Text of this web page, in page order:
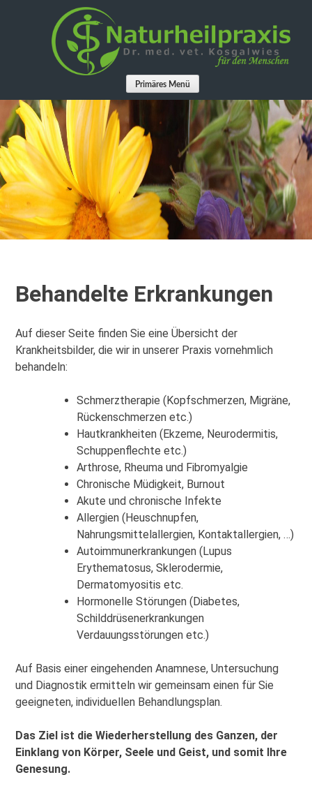
Primäres Menü
Behandelte Erkrankungen
Auf dieser Seite finden Sie eine Übersicht der
Krankheitsbilder, die wir in unserer Praxis vornehmlich
behandeln:
Schmerztherapie (Kopfschmerzen, Migräne,
Rückenschmerzen etc.)
Hautkrankheiten (Ekzeme, Neurodermitis,
Schuppenflechte etc.)
Arthrose, Rheuma und Fibromyalgie
Chronische Müdigkeit, Burnout
Akute und chronische Infekte
Allergien (Heuschnupfen,
Nahrungsmittelallergien, Kontaktallergien, …)
Autoimmunerkrankungen (Lupus
Erythematosus, Sklerodermie,
Dermatomyositis etc.
Hormonelle Störungen (Diabetes,
Schilddrüsenerkrankungen
Verdauungsstörungen etc.)
Auf Basis einer eingehenden Anamnese, Untersuchung
und Diagnostik ermitteln wir gemeinsam einen für Sie
geeigneten, individuellen Behandlungsplan.
Das Ziel ist die Wiederherstellung des Ganzen, der
Einklang von Körper, Seele und Geist, und somit Ihre
Genesung.